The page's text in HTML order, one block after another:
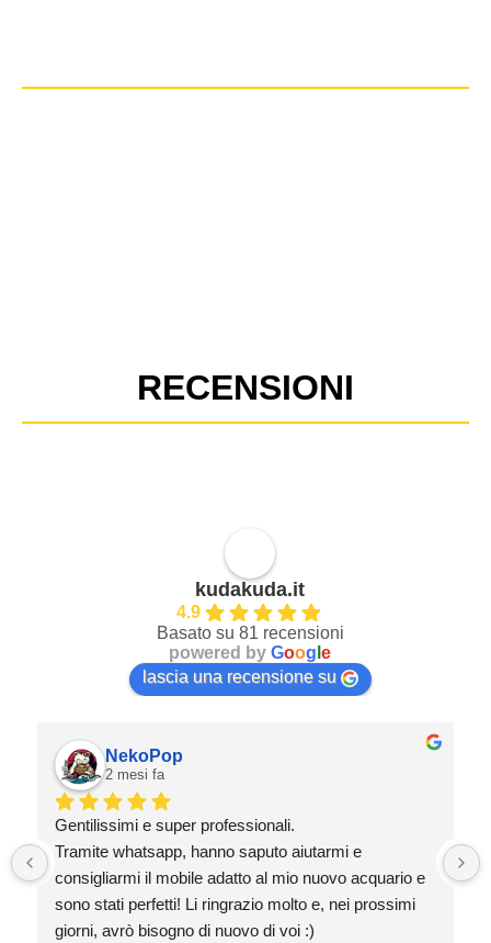
RECENSIONI
kudakuda.it
4.9
Basato su 81 recensioni
powered by Goog e
lascia una recensione su
NekoPop
2 mesi fa
Gentilissimi e super professionali.
Tramite whatsapp, hanno saputo aiutarmi e
consigliarmi il mobile adatto al mio nuovo acquario e
sono stati perfetti! Li ringrazio molto e, nei prossimi
giorni, avrò bisogno di nuovo di voi :)